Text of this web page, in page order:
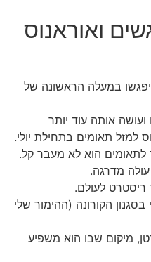
ואוראנוס
יפגשו במעלה הראשונה של
אותה עוד יותר
למזל תאומים בתחילת יולי.
הוא לא מעבר קל.
מדרגה.
ריסטרט לעולם.
בסגנון הקורונה (ההימור שלי
מיקום שבו הוא משפיע